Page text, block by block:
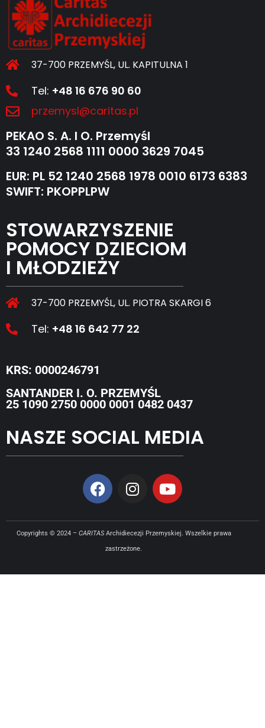
37-700 PRZEMYŚL, UL. KAPITULNA 1
Tel: +48 16 676 90 60
przemysl@caritas.pl
PEKAO S. A. I O. Przemyśl
33 1240 2568 1111 0000 3629 7045
EUR: PL 52 1240 2568 1978 0010 6173 6383
SWIFT: PKOPPLPW
STOWARZYSZENIE
POMOCY DZIECIOM
I MŁODZIEŻY
37-700 PRZEMYŚL, UL. PIOTRA SKARGI 6
Tel: +48 16 642 77 22
KRS: 0000246791
SANTANDER I. O. PRZEMYŚL
25 1090 2750 0000 0001 0482 0437
NASZE SOCIAL MEDIA
Copyrights © 2024 – CARITASArchidiecezji Przemyskiej. Wszelkie prawa
zastrzeżone.